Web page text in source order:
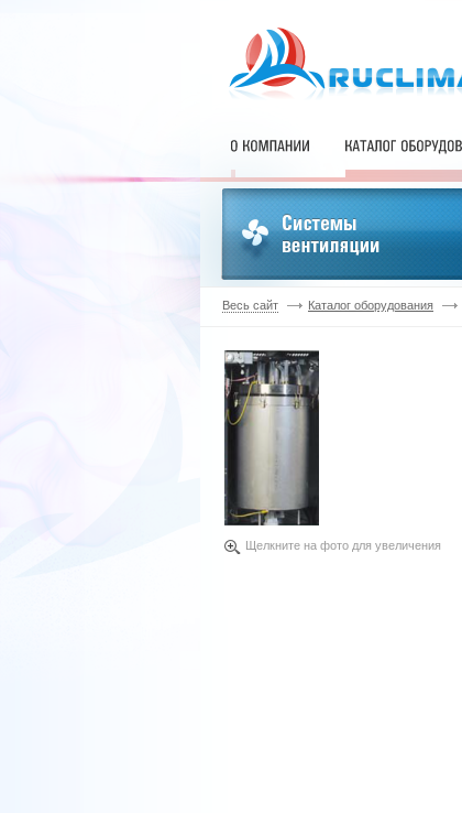
Весь сайт Каталог оборудования
Щелкните на фото для увеличения